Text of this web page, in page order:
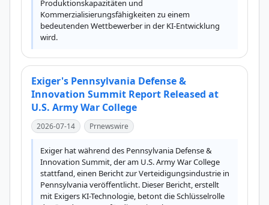
Produktionskapazitäten und
Kommerzialisierungsfähigkeiten zu einem
bedeutenden Wettbewerber in der KI-Entwicklung
wird.
Exiger's Pennsylvania Defense &
Innovation Summit Report Released at
U.S. Army War College
2026-07-14 Prnewswire
Exiger hat während des Pennsylvania Defense &
Innovation Summit, der am U.S. Army War College
stattfand, einen Bericht zur Verteidigungsindustrie in
Pennsylvania veröffentlicht. Dieser Bericht, erstellt
mit Exigers KI-Technologie, betont die Schlüsselrolle